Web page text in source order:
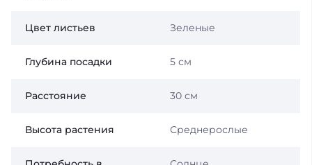
Цвет листьев Зеленые
Глубина посадки 5 см
Расстояние 30 см
Высота растения Среднерослые